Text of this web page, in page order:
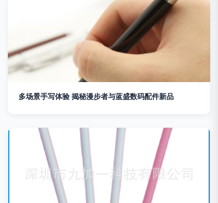
多场景手写体验 揭秘漫步者与蓝盛数码配件新品